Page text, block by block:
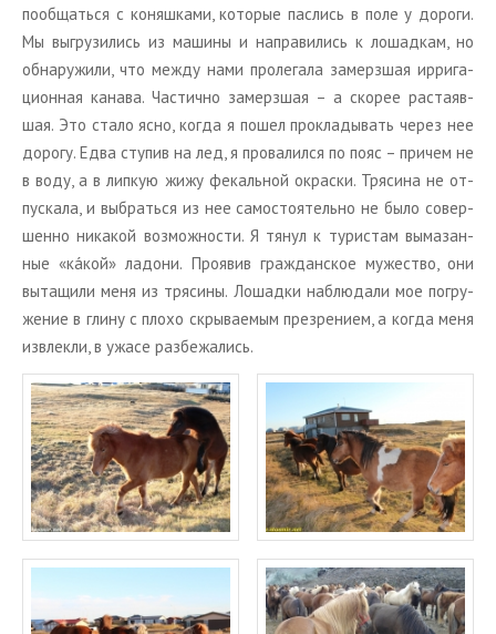
по­об­щать­ся с ко­няш­ка­ми, ко­то­рые пас­лись в поле у до­ро­ги.
Мы вы­гру­зи­лись из ма­ши­ны и на­пра­ви­лись к ло­шад­кам, но
об­на­ру­жи­ли, что между нами про­ле­га­ла за­мерз­шая ир­ри­га­
ци­он­ная ка­на­ва. Ча­стич­но за­мерз­шая – а ско­рее рас­та­яв­
шая. Это стало ясно, когда я пошел про­кла­ды­вать через нее
до­ро­гу. Едва сту­пив на лед, я про­ва­лил­ся по пояс – при­чем не
в воду, а в лип­кую жижу фе­каль­ной окрас­ки. Тря­си­на не от­
пус­ка­ла, и вы­брать­ся из нее са­мо­сто­я­тель­но не было со­вер­
шен­но ни­ка­кой воз­мож­но­сти. Я тянул к ту­ри­стам вы­ма­зан­
ные «кáкой» ла­до­ни. Про­явив граж­дан­ское му­же­ство, они
вы­та­щи­ли меня из тря­си­ны. Ло­шад­ки на­блю­да­ли мое по­гру­
же­ние в глину с плохо скры­ва­е­мым пре­зре­ни­ем, а когда меня
из­влек­ли, в ужасе раз­бе­жа­лись.